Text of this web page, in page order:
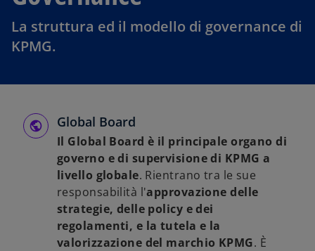
La struttura ed il modello di governance di
KPMG.
Global Board
Il Global Board è il principale organo di
governo e di supervisione di KPMG a
livello globale. Rientrano tra le sue
responsabilità l'approvazione delle
strategie, delle policy e dei
regolamenti, e la tutela e la
valorizzazione del marchio KPMG. È